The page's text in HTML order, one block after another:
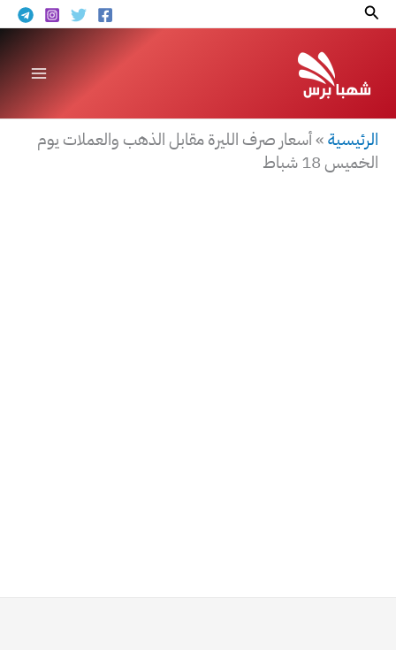
تخطيالبحث
الرئيسية»أسعار صرف الليرة مقابل الذهب والعملات يوم
الخميس 18 شباط